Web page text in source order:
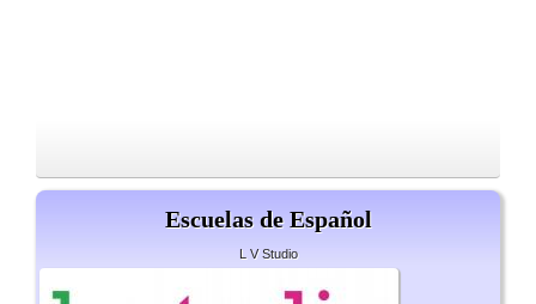
Escuelas de Español
L V Studio